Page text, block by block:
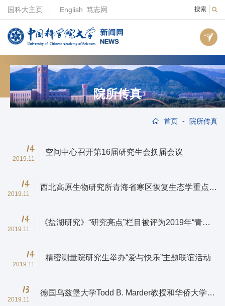
搜索
国科大主页 English 笃志网
院所传真
首页 - 院所传真
14
2019.11
空间中心召开第16届研究生会换届会议
14
2019.11
西北高原生物研究所青海省寒区恢复生态学重点实
14
2019.11
《盐湖研究》“研究亮点”栏目被评为2019年“青海
14
2019.11
精密测量院研究生举办“爱与快乐”主题联谊活动
13
2019.11
德国乌兹堡大学Todd B. Marder教授和华侨大学宋